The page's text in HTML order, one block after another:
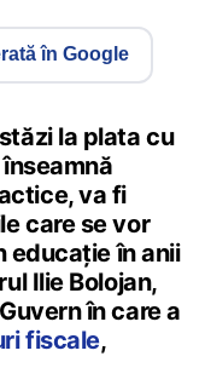
în Google
la plata cu
va fi
care se vor
educație în anii
Ilie Bolojan,
în care a
fiscale,